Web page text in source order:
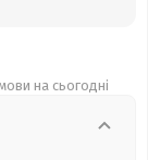
на сьогодні